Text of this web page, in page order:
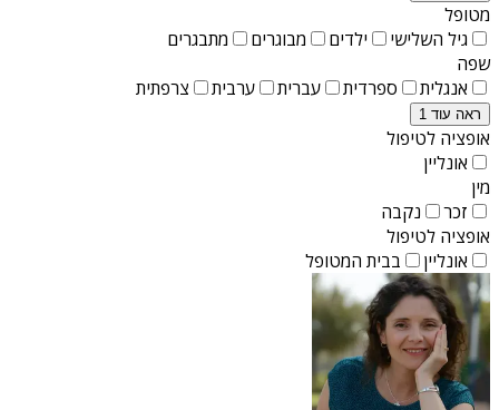
מטופל
גיל השלישי
ילדים מבוגרים
מתבגרים
שפה
אנגלית
ספרדית עברית ערבית צרפתית
ראה עוד 1
אופציה לטיפול
אונליין
מין
זכר
נקבה
אופציה לטיפול
אונליין
בבית המטופל